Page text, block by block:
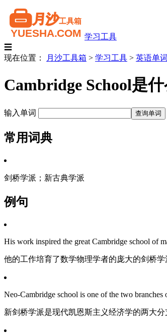
学习工具
☰
现在位置：
月沙工具箱 > 学习工具 > 英语单
Cambridge School是
输入单词
常用词典
剑桥学派；新古典学派
例句
His work inspired the great Cambridge school of
他的工作培育了数学物理学者的庞大的剑桥学
Neo-Cambridge school is one of the two branches
新剑桥学派是现代凯恩斯主义经济学的两大分